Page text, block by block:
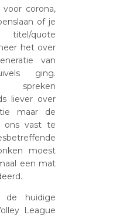
corona,
of je
quote
het over
van
ging.
spreken
liever over
maar de
ons vast te
moest
een mat
de huidige
League